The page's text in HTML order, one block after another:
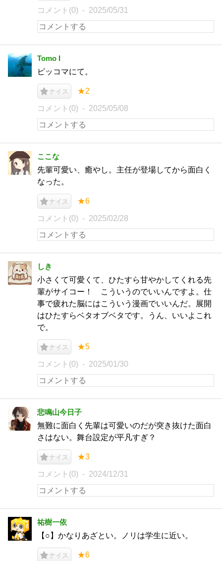
コメント(0) 2025/05/31
Tomo I
ピッコマにて。
ナイス ★2
コメント(0) 2025/05/08
ここな
先輩可愛い、癒やし。主任が登場してから面白く
なった。
ナイス ★6
コメント(0) 2025/02/28
しき
小さくて可愛くて、ひたすら甘やかしてくれる先
輩がサイコー！ こういうのでいいんですよ。仕
事で疲れた脳にはこういう漫画でいいんだ。展開
はひたすらベタオブベタです。うん、いいよこれ
で。
ナイス ★5
コメント(0) 2025/01/30
悲鳴山今日子
無難に面白く先輩は可愛いのだが突き抜けた面白
さはない。舞台設定が平凡すぎ？
ナイス ★3
コメント(0) 2024/12/31
祐樹一依
【○】かなりあざとい。ノリは学生に近い。
ナイス ★6